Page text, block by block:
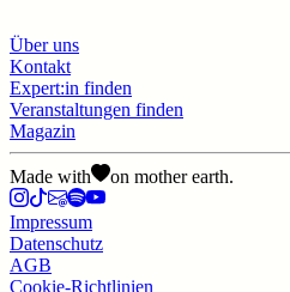
Über uns
Kontakt
Expert:in finden
Veranstaltungen finden
Magazin
Made with on mother earth.
Impressum
Datenschutz
AGB
Cookie-Richtlinien